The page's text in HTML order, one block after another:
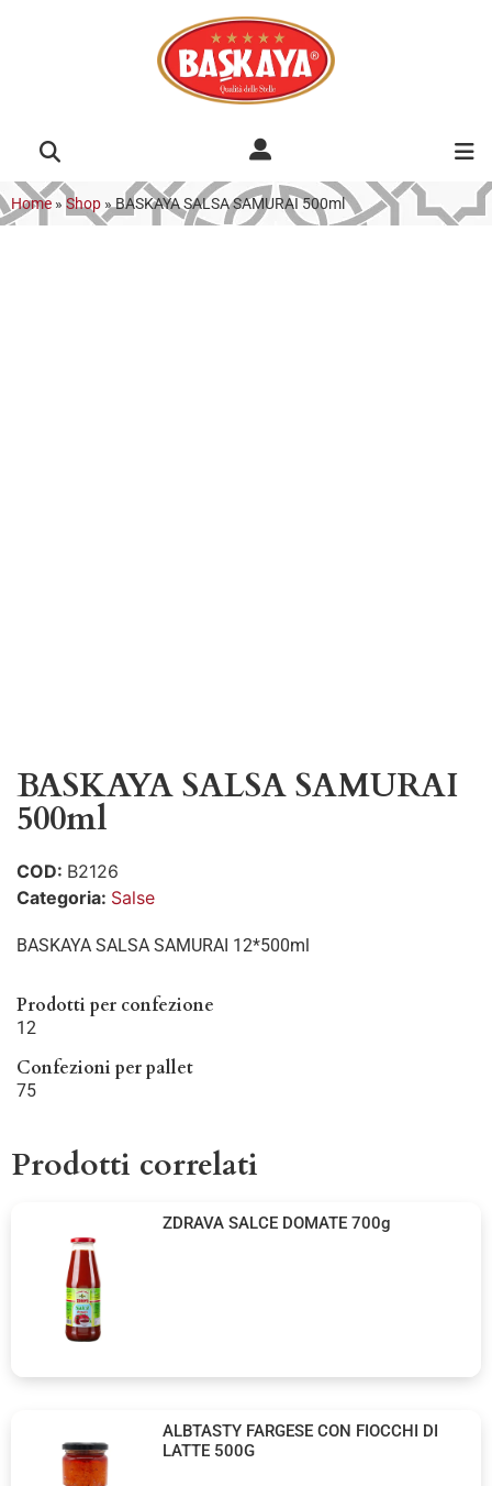
Home » Shop »BASKAYA SALSA SAMURAI 500ml
BASKAYA SALSA SAMURAI
500ml
COD: B2126
Categoria: Salse
BASKAYA SALSA SAMURAI 12*500ml
Prodotti per confezione
12
Confezioni per pallet
75
Prodotti correlati
ZDRAVA SALCE DOMATE 700g
ALBTASTY FARGESE CON FIOCCHI DI
LATTE 500G